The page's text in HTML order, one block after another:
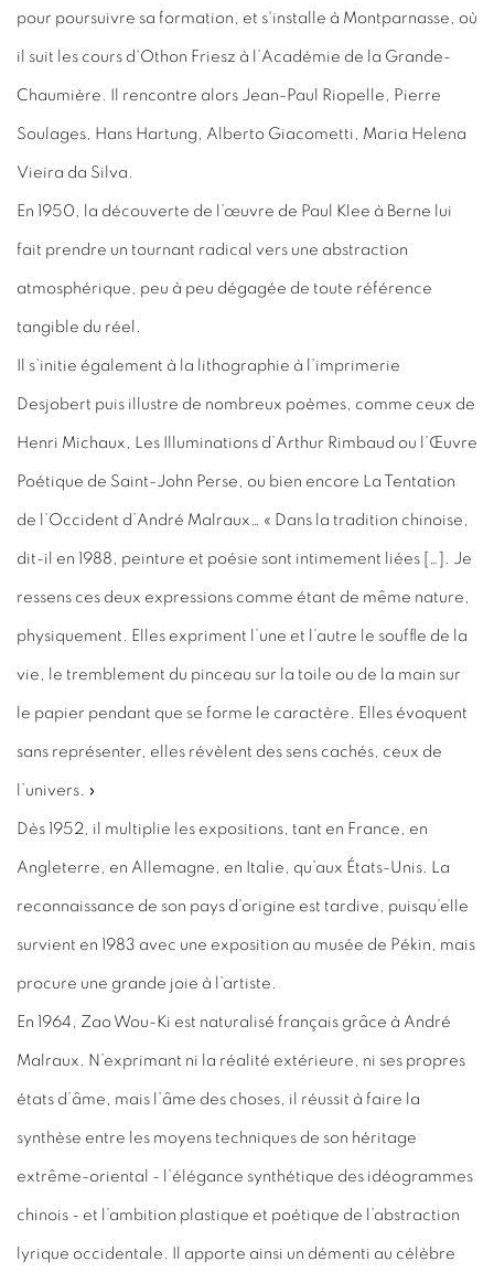
pour poursuivre sa formation, et s'installe à Montparnasse, où
il suit les cours d'Othon Friesz à l’Académie de la Grande-
Chaumière. Il rencontre alors Jean-Paul Riopelle, Pierre
Soulages, Hans Hartung, Alberto Giacometti, Maria Helena
Vieira da Silva.
En 1950, la découverte de l’œuvre de Paul Klee à Berne lui
fait prendre un tournant radical vers une abstraction
atmosphérique, peu à peu dégagée de toute référence
tangible du réel.
Il s’initie également à la lithographie à l’imprimerie
Desjobert puis illustre de nombreux poèmes, comme ceux de
Henri Michaux, Les Illuminations d’Arthur Rimbaud ou l’Œuvre
Poétique de Saint-John Perse, ou bien encore La Tentation
de l’Occident d’André Malraux… « Dans la tradition chinoise,
dit-il en 1988, peinture et poésie sont intimement liées […]. Je
ressens ces deux expressions comme étant de même nature,
physiquement. Elles expriment l’une et l’autre le souffle de la
vie, le tremblement du pinceau sur la toile ou de la main sur
le papier pendant que se forme le caractère. Elles évoquent
sans représenter, elles révèlent des sens cachés, ceux de
l’univers. »
Dès 1952, il multiplie les expositions, tant en France, en
Angleterre, en Allemagne, en Italie, qu’aux États-Unis. La
reconnaissance de son pays d’origine est tardive, puisqu’elle
survient en 1983 avec une exposition au musée de Pékin, mais
procure une grande joie à l’artiste.
En 1964, Zao Wou-Ki est naturalisé français grâce à André
Malraux. N’exprimant ni la réalité extérieure, ni ses propres
états d’âme, mais l’âme des choses, il réussit à faire la
synthèse entre les moyens techniques de son héritage
extrême-oriental - l’élégance synthétique des idéogrammes
chinois - et l’ambition plastique et poétique de l’abstraction
lyrique occidentale. Il apporte ainsi un démenti au célèbre